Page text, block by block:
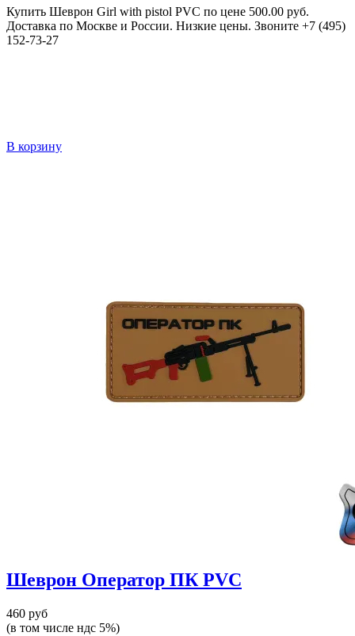
Купить Шеврон Girl with pistol PVC по цене 500.00 руб.
Доставка по Москве и России. Низкие цены. Звоните +7 (495)
152-73-27
В корзину
Шеврон Оператор ПК PVC
460 руб
(в том числе ндс 5%)